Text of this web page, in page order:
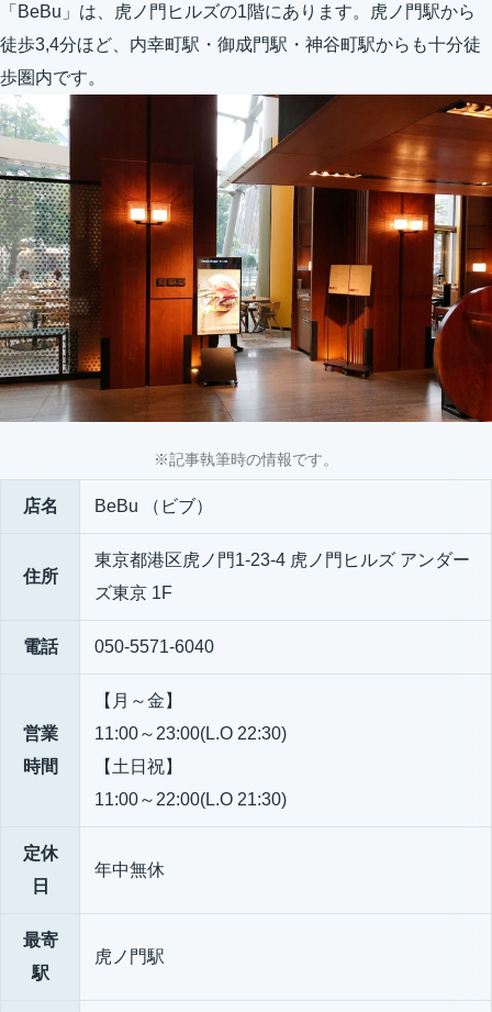
「BeBu」は、虎ノ門ヒルズの1階にあります。虎ノ門駅から
徒歩3,4分ほど、内幸町駅・御成門駅・神谷町駅からも十分徒
歩圏内です。
※記事執筆時の情報です。
店名 BeBu （ビブ）
住所
東京都港区虎ノ門1-23-4 虎ノ門ヒルズ アンダー
ズ東京 1F
電話 050-5571-6040
営業
時間
【月～金】
11:00～23:00(L.O 22:30)
【土日祝】
11:00～22:00(L.O 21:30)
定休
日
年中無休
最寄
駅
虎ノ門駅